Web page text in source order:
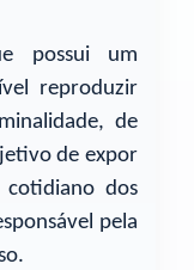
possui um
reproduzir
de
de expor
cotidiano dos
pela